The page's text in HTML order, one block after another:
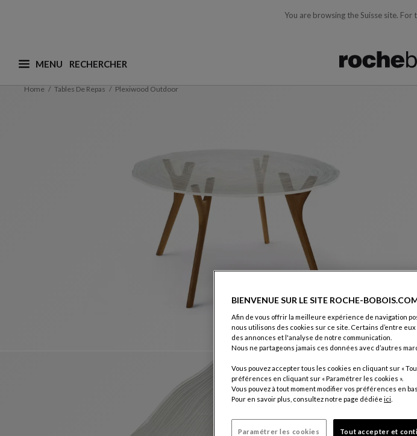
You are browsing the Suisse site. For
MENU
Que recherchez-vous ? (nous adaptons les suggestions en fonction de ce que vous
Home Tables De Repas Plexiwood Outdoor
BIENVENUE SUR LE SITE ROCHE-
Afin de vous offrir la meilleure expérience de navigation
nous utilisons des cookies sur ce site. Certains d’entre
des annonces et l'analyse de notre communication.
Nous ne partageons jamais ces données avec d’autres
Vous pouvez accepter tous les cookies en cliquant sur «
préférences en cliquant sur « Paramétrer les cookies ».
Vous pouvez à tout moment modifier vos préférences en
Pour en savoir plus, consultez notre page dédiée ici
Paramétrer les cookies Tout accepter et